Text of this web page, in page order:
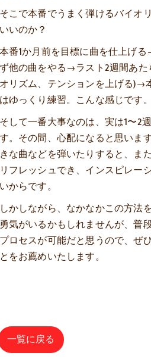
そこで本番でうまく弾けるバイオ
いいのか？
本番1か月前を目標に曲を仕上げ
ず他の曲をやる→ラスト2週間あた
オリズム、テンションを上げる)→
はゆっくり練習。こんな感じです。
そして一番大事なのは、実は1〜2
す。その間、心配になると思いま
きな曲などを弾いたりすると、ま
リフレッシュでき、インスピレー
いからです。
しかしながら、なかなかこの方法
勇気がいるかもしれませんが、普
プロセスが可能だと思うので、ぜ
とをお薦めいたします。
一覧に戻る